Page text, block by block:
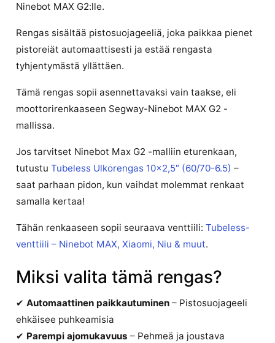
Ninebot MAX G2:lle.
Rengas sisältää pistosuojageeliä, joka paikkaa pienet
pistoreiät automaattisesti ja estää rengasta
tyhjentymästä yllättäen.
Tämä rengas sopii asennettavaksi vain taakse, eli
moottorirenkaaseen Segway-Ninebot MAX G2 -
mallissa.
Jos tarvitset Ninebot Max G2 -malliin eturenkaan,
tutustu Tubeless Ulkorengas 10×2,5″ (60/70-6.5) –
saat parhaan pidon, kun vaihdat molemmat renkaat
samalla kertaa!
Tähän renkaaseen sopii seuraava venttiili: Tubeless-
venttiili – Ninebot MAX, Xiaomi, Niu & muut.
Miksi valita tämä rengas?
✔ Automaattinen paikkautuminen – Pistosuojageeli
ehkäisee puhkeamisia
✔ Parempi ajomukavuus – Pehmeä ja joustava